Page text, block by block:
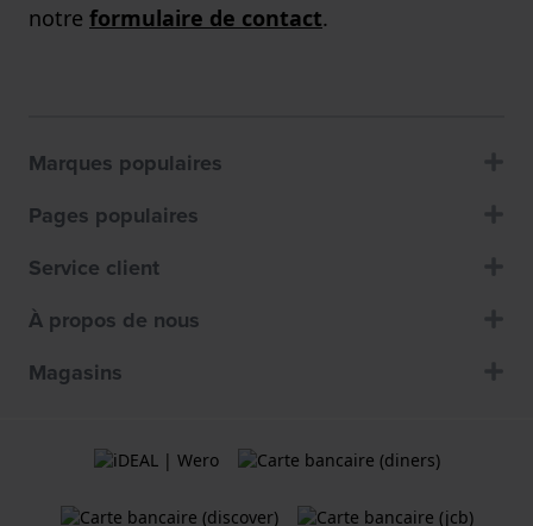
notre formulaire de contact.
Marques populaires
Pages populaires
Service client
À propos de nous
Magasins